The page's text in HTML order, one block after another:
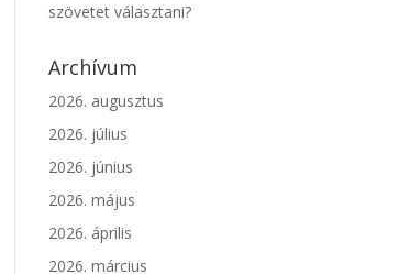
szövetet választani?
Archívum
2026. augusztus
2026. július
2026. június
2026. május
2026. április
2026. március